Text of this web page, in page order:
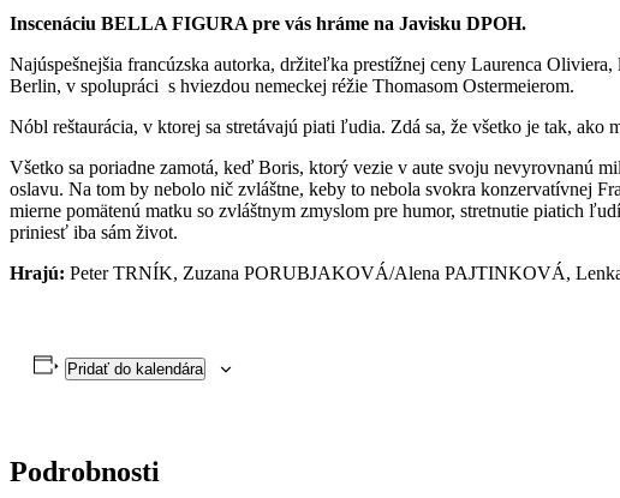
Inscenáciu BELLA FIGURA pre vás hráme na Javisku DPOH.
Najúspešnejšia francúzska autorka, držiteľka prestížnej ceny Laurenca
Berlin, v spolupráci s hviezdou nemeckej réžie Thomasom Ostermeierom.
Nóbl reštaurácia, v ktorej sa stretávajú piati ľudia. Zdá sa, že všetko je tak,
Všetko sa poriadne zamotá, keď Boris, ktorý vezie v aute svoju nevyrovnanú
oslavu. Na tom by nebolo nič zvláštne, keby to nebola svokra konzervatívnej
mierne pomätenú matku so zvláštnym zmyslom pre humor, stretnutie piatich
priniesť iba sám život.
Hrajú: Peter TRNÍK, Zuzana PORUBJAKOVÁ/Alena PAJTINKOVÁ,
Pridať do kalendára
Podrobnosti